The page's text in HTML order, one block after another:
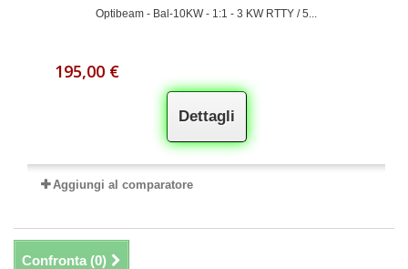
Optibeam - Bal-10KW - 1:1 - 3 KW RTTY / 5...
195,00 €
Dettagli
Aggiungi al comparatore
Confronta (0)